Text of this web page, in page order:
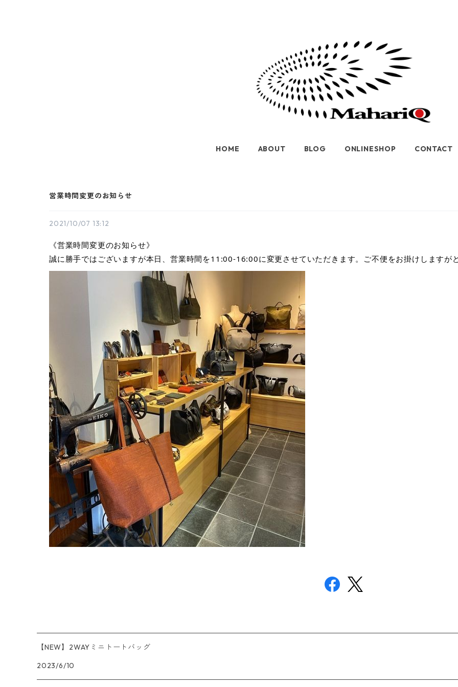
HOME ABOUT BLOG ONLINESHOP CONTACT
営業時間変更のお知らせ
2021/10/07 13:12
《営業時間変更のお知らせ》
誠に勝手ではございますが本日、営業時間を11:00-16:00に変更させていただきます。ご不便をお掛けしますが
【NEW】2WAYミニトートバッグ
2023/6/10